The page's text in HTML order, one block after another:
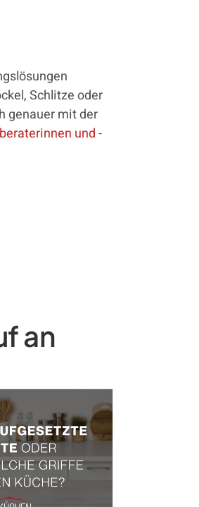
Schlitze oder
genauer mit der
und -
an